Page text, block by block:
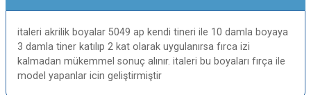
italeri akrilik boyalar 5049 ap kendi tineri ile 10 damla boyaya
3 damla tiner katılıp 2 kat olarak uygulanırsa fırca izi
kalmadan mükemmel sonuç alınır. italeri bu boyaları fırça ile
model yapanlar icin geliştirmiştir